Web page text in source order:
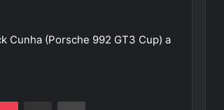
Cunha (Porsche 992 GT3 Cup) a
Pocket Partilhar Via Email Imprimir